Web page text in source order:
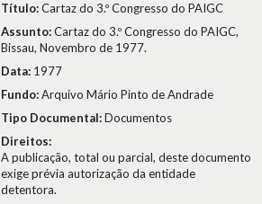
Título:Cartaz do 3.º Congresso do PAIGC
Assunto:Cartaz do 3.º Congresso do PAIGC,
Bissau, Novembro de 1977.
Data: 1977
Fundo:Arquivo Mário Pinto de Andrade
Tipo Documental:Documentos
Direitos:
A publicação, total ou parcial, deste documento
exige prévia autorização da entidade
detentora.